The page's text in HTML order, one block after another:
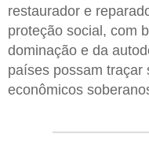
restaurador e
proteção social, com
dominação e da
países possam traçar
econômicos